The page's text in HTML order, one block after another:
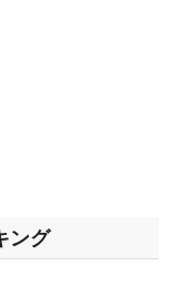
ング